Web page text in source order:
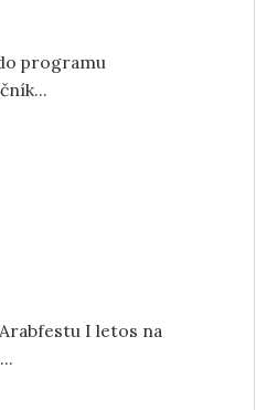
programu
I letos na